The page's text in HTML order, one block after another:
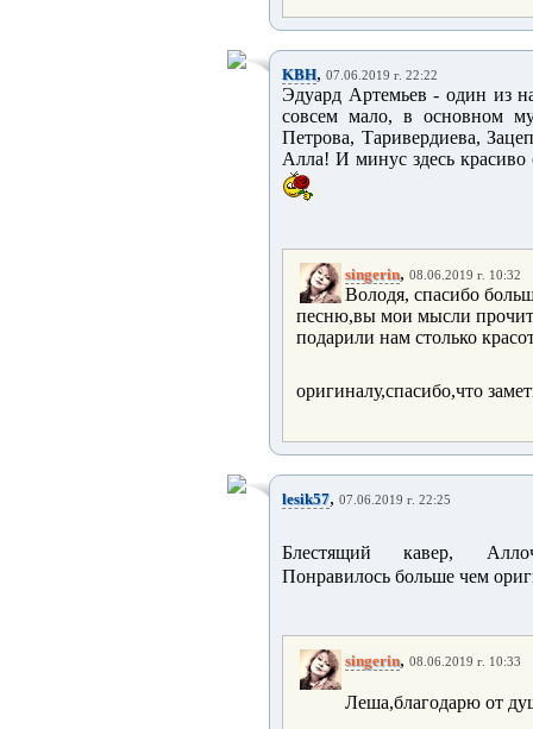
KBH, 07.06.2019 г. 22:22
Эдуард Артемьев - один из
совсем мало, в основном
Петрова, Таривердиева,
Алла! И минус здесь
singerin, 08.06.2019 г. 10:32
Володя, спасибо
песню,вы мои мысли
подарили нам столько
оригиналу,спасибо,что
lesik57, 07.06.2019 г. 22:25
Блестящий кавер,
Понравилось больше чем
singerin, 08.06.2019 г. 10:33
Леша,благодарю от